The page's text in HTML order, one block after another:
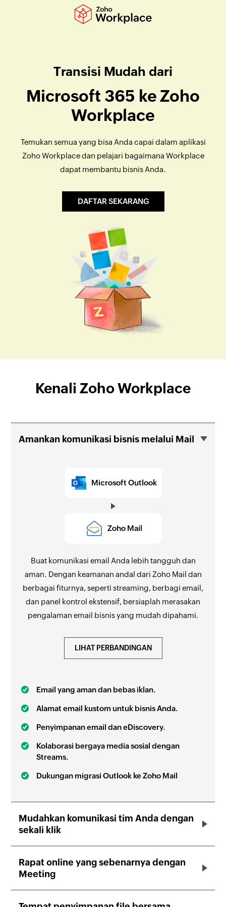
Transisi Mudah dari
Microsoft 365 ke Zoho
Workplace
Temukan semua yang bisa Anda capai dalam aplikasi
Zoho Workplace dan pelajari bagaimana Workplace
dapat membantu bisnis Anda.
DAFTAR SEKARANG
Kenali Zoho Workplace
Amankan komunikasi bisnis melalui Mail
Microsoft Outlook
Zoho Mail
Buat komunikasi email Anda lebih tangguh dan
aman. Dengan keamanan andal dari Zoho Mail dan
berbagai fiturnya, seperti streaming, berbagi email,
dan panel kontrol ekstensif, bersiaplah merasakan
pengalaman email bisnis yang mudah dipahami.
LIHAT PERBANDINGAN
Email yang aman dan bebas iklan.
Alamat email kustom untuk bisnis Anda.
Penyimpanan email dan eDiscovery.
Kolaborasi bergaya media sosial dengan
Streams.
Dukungan migrasi Outlook ke Zoho Mail
Mudahkan komunikasi tim Anda dengan
sekali klik
Rapat online yang sebenarnya dengan
Meeting